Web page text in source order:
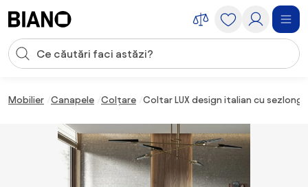
Introducerea căutării
Mobilier Canapele Colțare Coltar LUX design italian cu